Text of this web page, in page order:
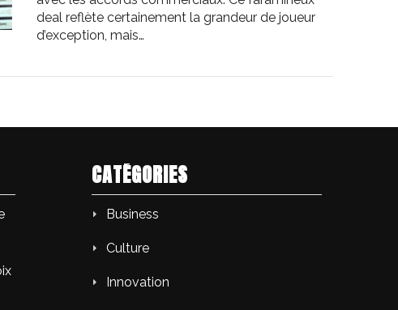
deal reflète certainement la grandeur de joueur
d’exception, mais…
CATÉGORIES
Business
Culture
Innovation